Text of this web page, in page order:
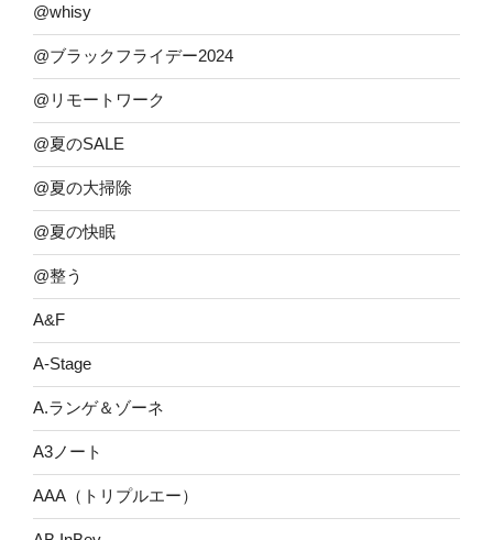
@whisy
@ブラックフライデー2024
@リモートワーク
@夏のSALE
@夏の大掃除
@夏の快眠
@整う
A&F
A-Stage
A.ランゲ＆ゾーネ
A3ノート
AAA（トリプルエー）